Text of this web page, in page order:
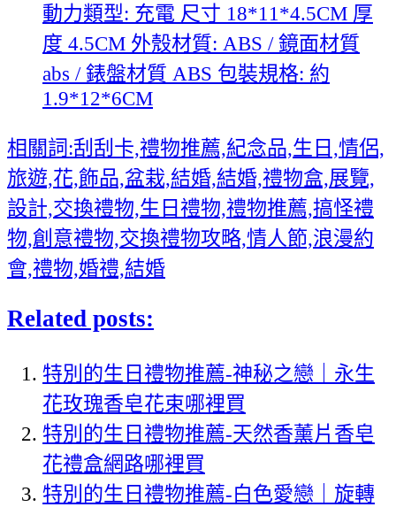
動力類型: 充電 尺寸 18*11*4.5CM 厚
度 4.5CM 外殼材質: ABS / 鏡面材質
abs / 錶盤材質 ABS 包裝規格: 約
1.9*12*6CM
相關詞:刮刮卡,禮物推薦,紀念品,生日,情侶,
旅遊,花,飾品,盆栽,結婚,結婚,禮物盒,展覽,
設計,交換禮物,生日禮物,禮物推薦,搞怪禮
物,創意禮物,交換禮物攻略,情人節,浪漫約
會,禮物,婚禮,結婚
Related posts:
特別的生日禮物推薦-神秘之戀｜永生
花玫瑰香皂花束哪裡買
特別的生日禮物推薦-天然香薰片香皂
花禮盒網路哪裡買
特別的生日禮物推薦-白色愛戀｜旋轉